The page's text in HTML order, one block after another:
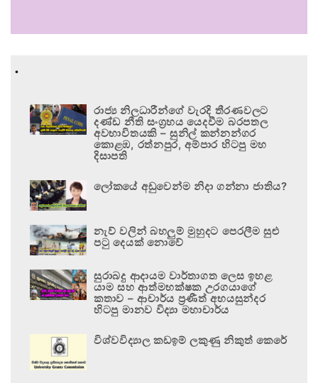
.
රාජ්‍ය නිලධාරීන්ගේ වැරදි තීරණවලට
දණ්ඩ නීති සංග්‍රහය යෙදවීම බරපතල
අවභාවිතයකි – සුනිල් කන්නන්ගර
කොළඹ, රත්නපුර, අම්පාර හිටපු මහ
දිසාපති
ලෝකයේ අඩුවෙන්ම නිදා ගන්නා ජාතිය?
නැව් වලින් බහලුම් මුහුදට පෙරලීම සුළු
පටු දෙයක් නොවේ
සුරාබදු ආදායම වාර්තාගත ලෙස ඉහළ
යාම සහ ආත්මභක්ෂක උරගයාගේ
කතාව – ආචාර්ය ප්‍රණීත් අභයසුන්දර
හිටපු මානව විද්‍යා මහාචාර්ය
විශ්වවිද්‍යාල කඩඉම් ලකුණු නිකුත් කෙරේ